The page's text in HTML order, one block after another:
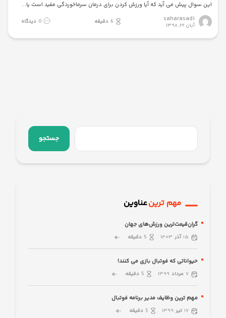
این سوال پیش می آید که آیا ورزش کردن برای درمان سرماخوردگی مفید است یا
saharasadi
آبان ۲۲, ۱۳۹۸ 6 دقیقه 0 دیدگاه
جستجو
مهم ترینعناوین
گران‌قیمت‌ترین ورزش‌های جهان
۱۵ آذر ۱۴۰۳ 5 دقیقه
حیواناتی که فوتبال بازی می کنند!
۷ مرداد ۱۳۹۹ 5 دقیقه
مهم ترین وظایف مدیر برنامه فوتبال
۱۷ تیر ۱۳۹۹ 5 دقیقه